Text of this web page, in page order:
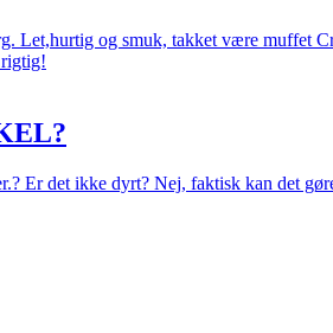
Let,hurtig og smuk, takket være muffet
rigtig!
Er det ikke dyrt? Nej, faktisk kan det